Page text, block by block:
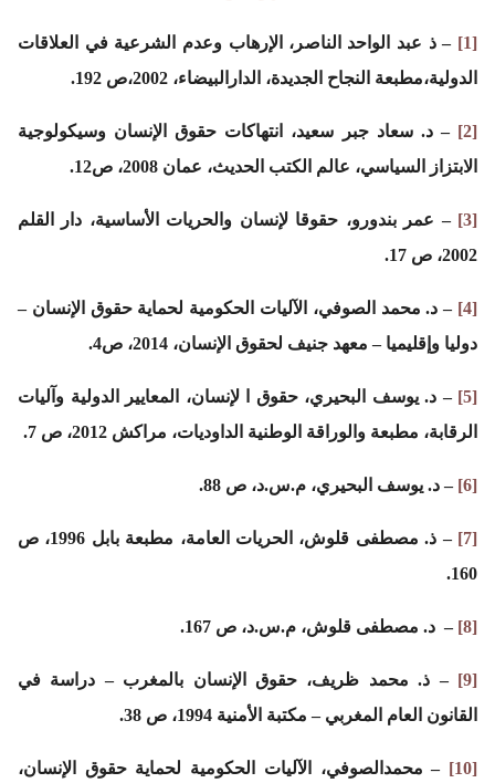
[1]
– ذ عبد الواحد الناصر، الإرهاب وعدم الشرعية في العلاقات
الدولية،مطبعة النجاح الجديدة، الدارالبيضاء، 2002،ص 192.
[2]
– د. سعاد جبر سعيد، انتهاكات حقوق الإنسان وسيكولوجية
الابتزاز السياسي، عالم الكتب الحديث، عمان 2008، ص12.
[3]
– عمر بندورو، حقوقا لإنسان والحريات الأساسية، دار القلم
2002، ص 17.
[4]
– د. محمد الصوفي، الآليات الحكومية لحماية حقوق الإنسان –
دوليا وإقليميا – معهد جنيف لحقوق الإنسان، 2014، ص4.
[5]
– د. يوسف البحيري، حقوق ا لإنسان، المعايير الدولية وآليات
الرقابة، مطبعة والوراقة الوطنية الداوديات، مراكش 2012، ص 7.
[6] – د. يوسف البحيري، م.س.د، ص 88.
[7]
– ذ. مصطفى قلوش، الحريات العامة، مطبعة بابل 1996، ص
160.
[8] – د. مصطفى قلوش، م.س.د، ص 167.
[9]
– ذ. محمد ظريف، حقوق الإنسان بالمغرب – دراسة في
القانون العام المغربي – مكتبة الأمنية 1994، ص 38.
[10]
– محمدالصوفي، الآليات الحكومية لحماية حقوق الإنسان،